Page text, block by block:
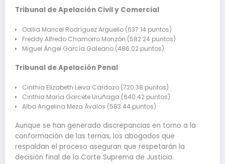
Tribunal de Apelación Civil y Comercial
Odilia Maricel Rodríguez Arguello (637.14 puntos)
Freddy Alfredo Chamorro Monzón (582.24 puntos)
Miguel Ángel García Galeano (486.02 puntos)
Tribunal de Apelación Penal
Cinthia Elizabeth Leiva Cardozo (720.38 puntos)
Cinthia María Garcete Uruñaga (640.42 puntos)
Alba Angelina Meza Ávalos (583.44 puntos)
Aunque se han generado discrepancias en torno a la
conformación de las ternas, los abogados que
respaldan el proceso aseguran que respetarán la
decisión final de la Corte Suprema de Justicia.